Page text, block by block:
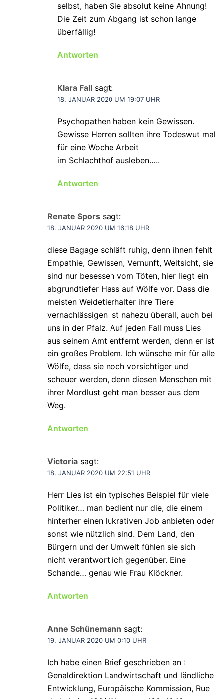
selbst, haben Sie absolut keine Ahnung!
Die Zeit zum Abgang ist schon lange
überfällig!
Antworten
Klara Fall sagt:
18. JANUAR 2020 UM 19:07 UHR
Psychopathen haben kein Gewissen.
Gewisse Herren sollten ihre Todeswut mal
für eine Woche Arbeit
im Schlachthof ausleben…..
Antworten
Renate Spors sagt:
18. JANUAR 2020 UM 16:18 UHR
diese Bagage schläft ruhig, denn ihnen fehlt
Empathie, Gewissen, Vernunft, Weitsicht, sie
sind nur besessen vom Töten, hier liegt ein
abgrundtiefer Hass auf Wölfe vor. Dass die
meisten Weidetierhalter ihre Tiere
vernachlässigen ist nahezu überall, auch bei
uns in der Pfalz. Auf jeden Fall muss Lies
aus seinem Amt entfernt werden, denn er ist
ein großes Problem. Ich wünsche mir für alle
Wölfe, dass sie noch vorsichtiger und
scheuer werden, denn diesen Menschen mit
ihrer Mordlust geht man besser aus dem
Weg.
Antworten
Victoria sagt:
18. JANUAR 2020 UM 22:51 UHR
Herr Lies ist ein typisches Beispiel für viele
Politiker… man bedient nur die, die einem
hinterher einen lukrativen Job anbieten oder
sonst wie nützlich sind. Dem Land, den
Bürgern und der Umwelt fühlen sie sich
nicht verantwortlich gegenüber. Eine
Schande… genau wie Frau Klöckner.
Antworten
Anne Schünemann sagt:
19. JANUAR 2020 UM 0:10 UHR
Ich habe einen Brief geschrieben an :
Genaldirektion Landwirtschaft und ländliche
Entwicklung, Europäische Kommission, Rue